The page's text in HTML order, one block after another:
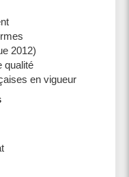
2012)
qualité
en vigueur